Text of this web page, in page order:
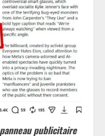
publicitaire